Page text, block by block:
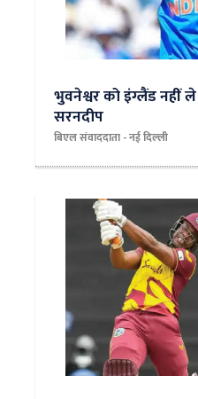
भुवनेश्वर को इंग्लैंड नहीं
सरनदीप
बिएल संवाददाता - नई दिल्‍ली